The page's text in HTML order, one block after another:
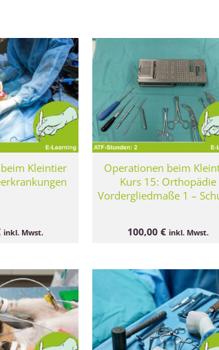
Kleintier
inkl. Mwst.
Operationen beim
Kurs 15: Orthopädie
Vordergliedmaße 1 –
100,00€ inkl. Mwst.